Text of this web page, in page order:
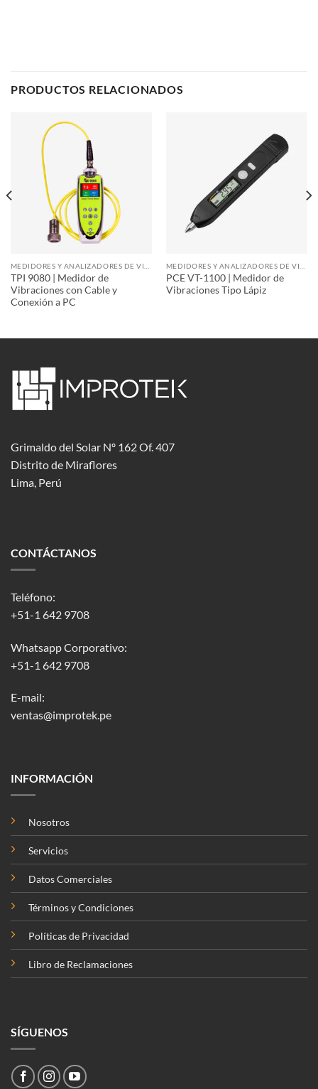
PRODUCTOS RELACIONADOS
TPI 9080 | Medidor de
Vibraciones con Cable y
Conexión a PC
PCE VT-1100 | Medidor de
Vibraciones Tipo Lápiz
Grimaldo del Solar Nº 162 Of. 407
Distrito de Miraflores
Lima, Perú
CONTÁCTANOS
Teléfono:
+51-1 642 9708
Whatsapp Corporativo:
+51-1 642 9708
E-mail:
ventas@improtek.pe
INFORMACIÓN
Nosotros
Servicios
Datos Comerciales
Términos y Condiciones
Políticas de Privacidad
Libro de Reclamaciones
SÍGUENOS